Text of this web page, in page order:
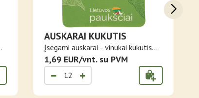
AUSKARAI KUKUTIS
Įsegami auskarai - vinukai kukutis.
Si..
1,69 EUR/vnt. su PVM